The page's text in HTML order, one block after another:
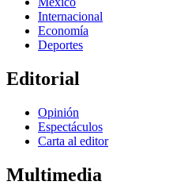
Internacional
Economía
Deportes
Editorial
Opinión
Espectáculos
Carta al editor
Multimedia